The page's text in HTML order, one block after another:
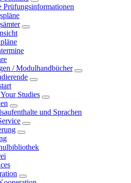
Prüfungsinformationen
/ Modulhandbücher
Studies
und Sprachen